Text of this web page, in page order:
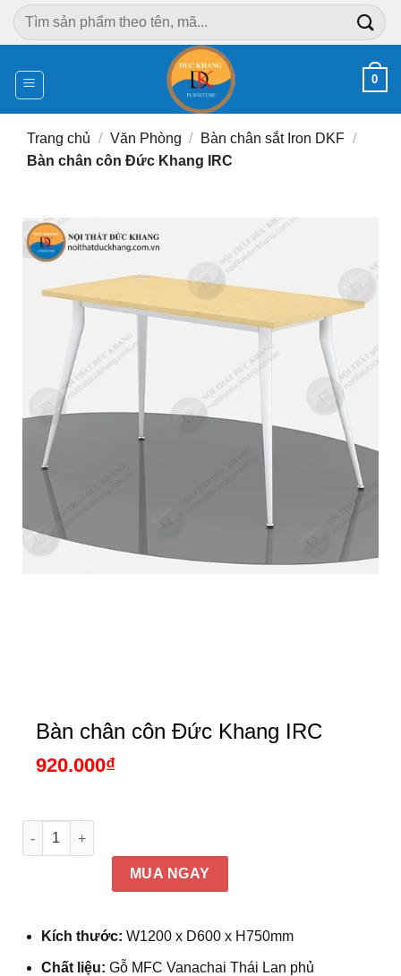
Chuyển
đến
dung
Tìm
kiếm:
0
Trang chủ / Văn Phòng / Bàn chân sắt Iron DKF /
Bàn chân côn Đức Khang IRC
Bàn chân côn Đức Khang IRC
920.000₫
Bàn chân côn Đức Khang IRC số lượng
MUA NGAY
Kích thước: W1200 x D600 x H750mm
Chất liệu: Gỗ MFC Vanachai Thái Lan phủ